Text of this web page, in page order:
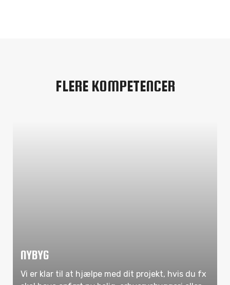
FLERE KOMPETENCER
NYBYG
Vi er klar til at hjælpe med dit projekt, hvis du fx